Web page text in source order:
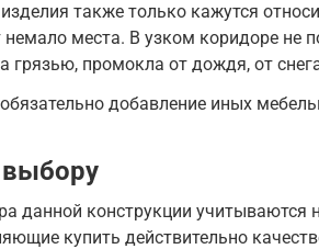
также только кажутся
места. В узком коридоре не
грязью, промокла от дождя, от
добавление иных
данной конструкции учитываются
купить действительно